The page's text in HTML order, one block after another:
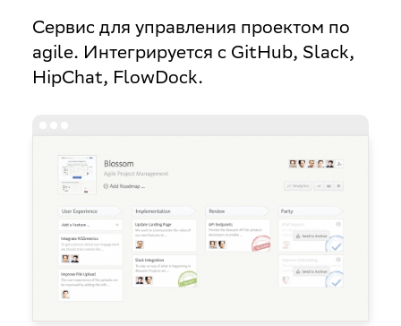
Сервис для управления проектом по
agile. Интегрируется с GitHub, Slack,
HipChat, FlowDock.